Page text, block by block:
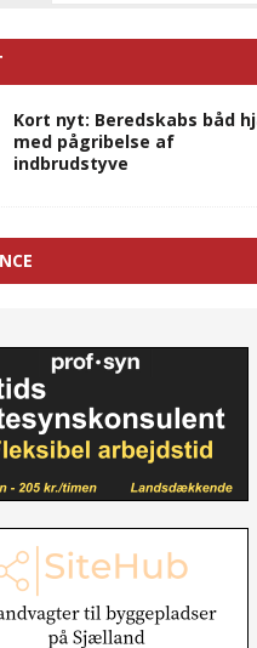
Kort nyt: Beredskabs båd
med pågribelse af
indbrudstyve